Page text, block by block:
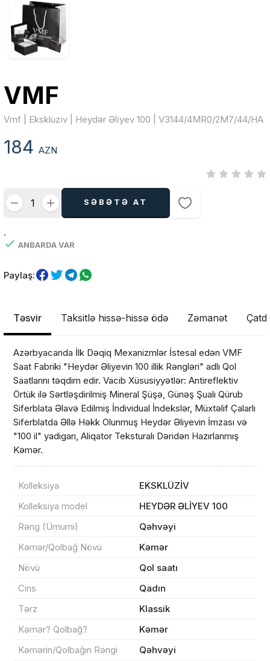
VMF
Vmf | Eksklüzi̇v | Heydər Əli̇yev 100 | V3144/4MR0/2M7/44/HA
184AZN
SƏBƏTƏ AT
.
ANBARDA VAR
Paylaş:
Təsvir Taksitlə hissə-hissə ödə Zəmanət
Azərbyacanda İlk Dəqiq Mexanizmlər İstesal edən VMF
Saat Fabriki "Heydər Əliyevin 100 illik Rəngləri" adlı Qol
Saatlarını təqdim edir. Vacib Xüsusiyyətlər: Antireflektiv
Örtük ilə Sərtləşdirilmiş Mineral Şüşə, Günəş Şualı Qürub
Siferblata Əlavə Edilmiş İndividual İndekslər, Müxtəlif Çalarlı
Siferblatda Əllə Həkk Olunmuş Heydər Əliyevin İmzası və
"100 il" yadigarı, Aliqator Teksturalı Dəridən Hazırlanmış
Kəmər.
Kolleksiya
EKSKLÜZİV
Kolleksiya model
HEYDƏR ƏLİYEV 100
Rəng (Ümumi)
Qəhvəyi
Kəmər/Qolbağ Növü
Kəmər
Növü
Qol saatı
Cins
Qadın
Tərz
Klassik
Kəmər? Qolbağ?
Kəmər
Kəmərin/Qolbağın Rəngi
Qəhvəyi
Məhsul(lar) səbətə əlavə edildi
Sifarişin detalları
Məhsul toplam
Endirim